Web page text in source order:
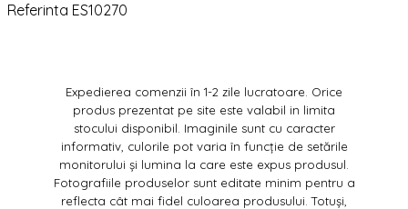
Referinta ES10270
Expedierea comenzii în 1-2 zile lucratoare. Orice
produs prezentat pe site este valabil in limita
stocului disponibil. Imaginile sunt cu caracter
informativ, culorile pot varia în funcție de setările
monitorului și lumina la care este expus produsul.
Fotografiile produselor sunt editate minim pentru a
reflecta cât mai fidel culoarea produsului. Totuși,